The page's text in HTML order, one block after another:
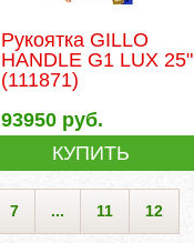
Рукоятка GILLO
HANDLE G1 LUX 25"
(111871)
93950 руб.
КУПИТЬ
7 ... 11 12